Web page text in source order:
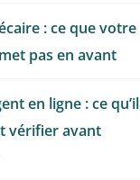
: ce que votre
pas en avant
en ligne : ce qu’il
vérifier avant